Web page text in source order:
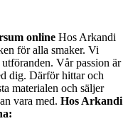
online Hos Arkandi
för alla smaker. Vi
Vår passion är
dig. Därför hittar och
materialen och säljer
vara med. Hos Arkandi